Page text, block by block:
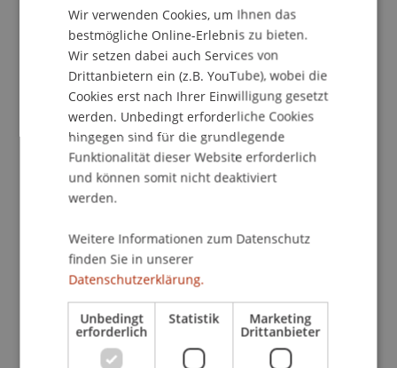
School/Professur:
Institut für Wirtschaftsinformatik
Termumformungen
Klammerregeln, Assoziativ- und Distributivgesetz,
Potenzen, binomische Formeln, binomischer
Lehrsatz, Ergänzung zu einem Quadrat,
Logarithmen.
Gleichungen und Gleichungssysteme
Elementarumformungen und Waageregeln,
grundlegende Strategien beim Lösen von
Gleichungen, Lösungsformel der quadratischen
Gleichung, Exponentialgleichungen,
Einsetzungsverfahren für Gleichungssysteme,
Wir verwenden Cookies, um Ihnen das
bestmögliche Online-Erlebnis zu bieten.
Wir setzen dabei auch Services von
Drittanbietern ein (z.B. YouTube), wobei die
Cookies erst nach Ihrer Einwilligung gesetzt
werden. Unbedingt erforderliche Cookies
hingegen sind für die grundlegende
Funktionalität dieser Website erforderlich
und können somit nicht deaktiviert
werden.
Weitere Informationen zum Datenschutz
finden Sie in unserer
Datenschutzerklärung.
Unbedingt
erforderlich
Statistik Marketing
Drittanbieter